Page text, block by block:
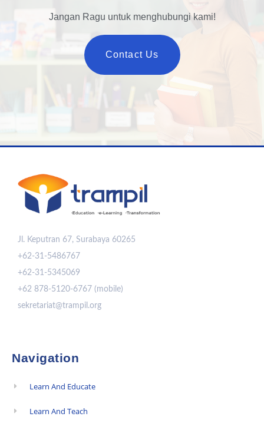
Jangan Ragu untuk menghubungi kami!
Contact Us
Jl. Keputran 67, Surabaya 60265
+62-31-5486767
+62-31-5345069
+62 878-5120-6767 (mobile)
sekretariat@trampil.org
Navigation
Learn And Educate
Learn And Teach